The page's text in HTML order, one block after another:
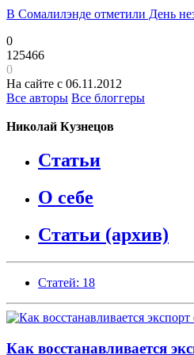
В Сомалилэнде отметили День
0
125466
0
На сайте с 06.11.2012
Все авторы Все блоггеры
Николай Кузнецов
Статьи
О себе
Статьи (архив)
Статей: 18
Как восстанавливается